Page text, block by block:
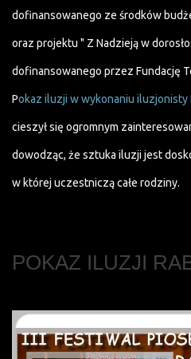
dofinansowanego ze środków
oraz projektu " Z Nadzieją w
dofinansowanego przez Fundację
Pokaz iluzji w wykonaniu iluzjonisty
cieszył się ogromnym
dowodząc, że sztuka iluzji jest
w której uczestniczą całe rodziny.
POKAZ ILUZJI